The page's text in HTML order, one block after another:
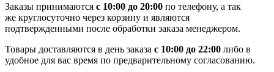
Заказы принимаются с 10:00 до 20:00 по телефону, а так
же круглосуточно через корзину и являются
подтвержденными после обработки заказа менеджером.
Товары доставляются в день заказа с 10:00 до 22:00 либо в
удобное для вас время по предварительному согласованию.